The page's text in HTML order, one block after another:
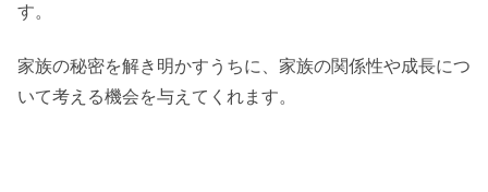
す。
家族の秘密を解き明かすうちに、家族の関係性や成長につ
いて考える機会を与えてくれます。